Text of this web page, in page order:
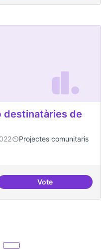
destinatàries de
Projectes comunitaris
VoteTreball en xarxa